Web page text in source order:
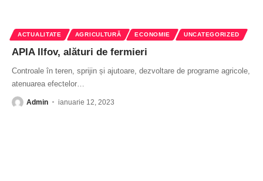
ACTUALITATE AGRICULTURĂ ECONOMIE UNCATEGORIZED
APIA Ilfov, alături de fermieri
Controale în teren, sprijin și ajutoare, dezvoltare de programe agricole,
atenuarea efectelor
Admin ianuarie 12, 2023